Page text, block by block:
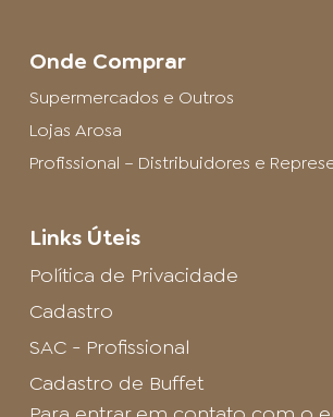
Onde Comprar
Supermercados e Outros
Lojas Arosa
Profissional – Distribuidores e
Links Úteis
Política de Privacidade
Cadastro
SAC - Profissional
Cadastro de Buffet